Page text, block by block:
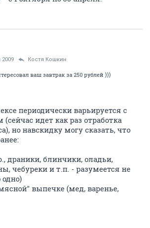
Костя Кошкин
ваш завтрак за 250 рублей )))
периодически варьируется с
идет как раз отработка
но навскидку могу сказать, что
драники, блинчики, оладьи,
чебуреки и т.п. - разумеется не
одно)
выпечке (мед, варенье,